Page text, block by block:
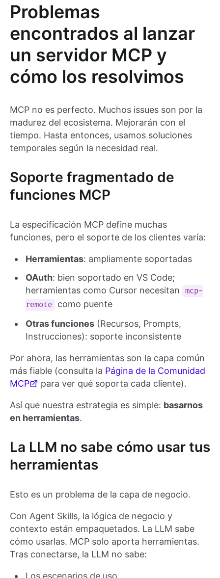
Problemas
encontrados al lanzar
un servidor MCP y
cómo los resolvimos
MCP no es perfecto. Muchos issues son por la
madurez del ecosistema. Mejorarán con el
tiempo. Hasta entonces, usamos soluciones
temporales según la necesidad real.
Soporte fragmentado de
funciones MCP
La especificación MCP define muchas
funciones, pero el soporte de los clientes varía:
Herramientas: ampliamente soportadas
OAuth: bien soportado en VS Code;
herramientas como Cursor necesitan
mcp-
remote
como puente
Otras funciones (Recursos, Prompts,
Instrucciones): soporte inconsistente
Por ahora, las herramientas son la capa común
más fiable (consulta la Página de la Comunidad
MCP
para ver qué soporta cada cliente).
Así que nuestra estrategia es simple: basarnos
en herramientas.
La LLM no sabe cómo usar tus
herramientas
Esto es un problema de la capa de negocio.
Con Agent Skills, la lógica de negocio y
contexto están empaquetados. La LLM sabe
cómo usarlas. MCP solo aporta herramientas.
Tras conectarse, la LLM no sabe:
Los escenarios de uso